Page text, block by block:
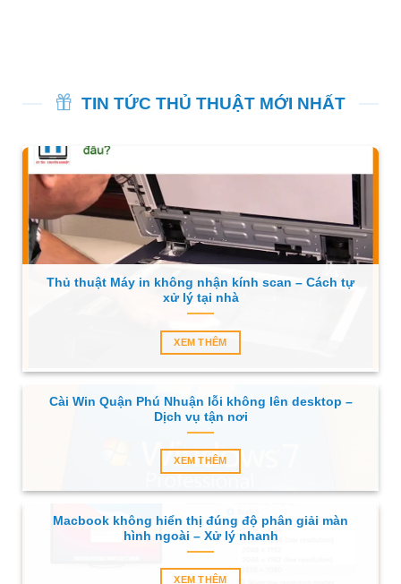
TIN TỨC THỦ THUẬT MỚI NHẤT
Thủ thuật Máy in không nhận kính scan – Cách tự
xử lý tại nhà
XEM THÊM
Cài Win Quận Phú Nhuận lỗi không lên desktop –
Dịch vụ tận nơi
XEM THÊM
Macbook không hiển thị đúng độ phân giải màn
hình ngoài – Xử lý nhanh
XEM THÊM